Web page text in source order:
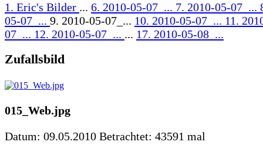
1. Eric's Bilder ... 6. 2010-05-07_... 7. 2010-05-07_...
05-07_... 9. 2010-05-07_... 10. 2010-05-07_... 11.
07_... 12. 2010-05-07_... ... 17. 2010-05-08_...
Zufallsbild
015_Web.jpg
Datum: 09.05.2010 Betrachtet: 43591 mal